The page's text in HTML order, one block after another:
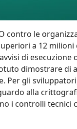
contro le
a 12
di esecuzione
dimostrare
Per gli
alla
i controlli tecnici